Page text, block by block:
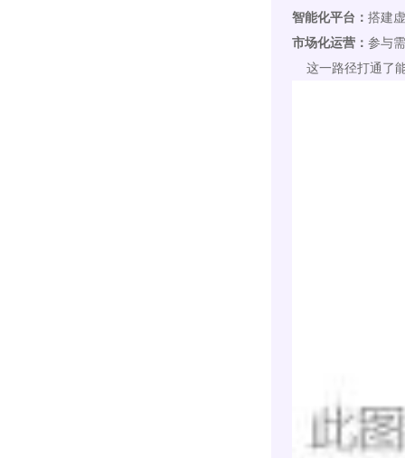
智能化平台： 搭建
市场化运营： 参与
这一路径打通了